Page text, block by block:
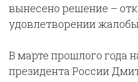
вынесено решение –
удовлетворении
В марте прошлого года
президента России